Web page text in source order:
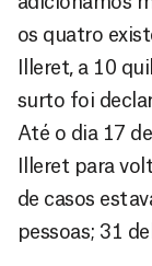
os quatro
Illeret, a 10
surto foi
Até o dia 17
Illeret para
de casos
pessoas; 31